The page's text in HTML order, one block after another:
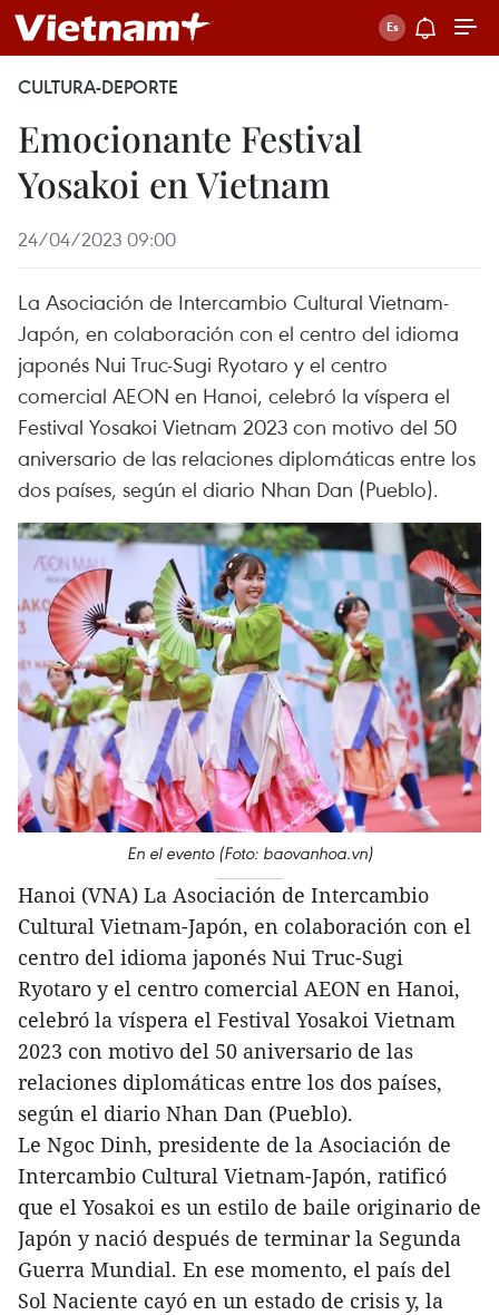
CULTURA-DEPORTE
Emocionante Festival
Yosakoi en Vietnam
24/04/2023 09:00
La Asociación de Intercambio Cultural Vietnam-
Japón, en colaboración con el centro del idioma
japonés Nui Truc-Sugi Ryotaro y el centro
comercial AEON en Hanoi, celebró la víspera el
Festival Yosakoi Vietnam 2023 con motivo del 50
aniversario de las relaciones diplomáticas entre los
dos países, según el diario Nhan Dan (Pueblo).
En el evento (Foto: baovanhoa.vn)
Hanoi (VNA) La Asociación de Intercambio
Cultural Vietnam-Japón, en colaboración con el
centro del idioma japonés Nui Truc-Sugi
Ryotaro y el centro comercial AEON en Hanoi,
celebró la víspera el Festival Yosakoi Vietnam
2023 con motivo del 50 aniversario de las
relaciones diplomáticas entre los dos países,
según el diario Nhan Dan (Pueblo).
Le Ngoc Dinh, presidente de la Asociación de
Intercambio Cultural Vietnam-Japón, ratificó
que el Yosakoi es un estilo de baile originario de
Japón y nació después de terminar la Segunda
Guerra Mundial. En ese momento, el país del
Sol Naciente cayó en un estado de crisis y, la